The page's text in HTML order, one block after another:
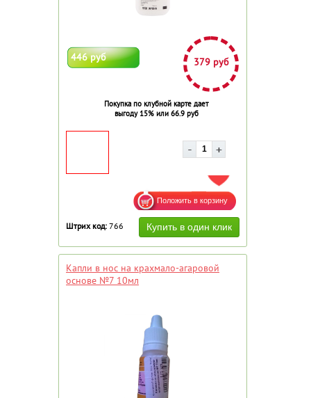
446 руб 379 руб
Покупка по клубной карте дает
выгоду 15% или 66.9 руб
ДОБАВИТЬ В ИЗБРАННОЕ
Штрих код: 766
Капли в нос на крахмало-агаровой
основе №7 10мл